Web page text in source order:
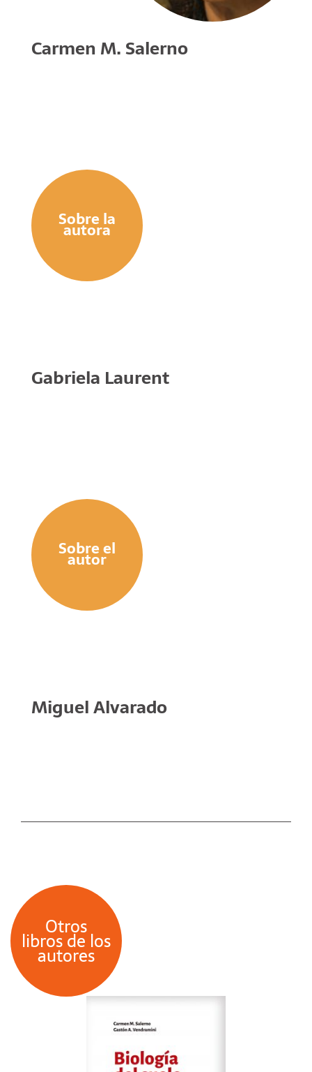
Carmen M. Salerno
Sobre la
autora
Gabriela Laurent
Sobre el
autor
Miguel Alvarado
Otros
libros de los
autores